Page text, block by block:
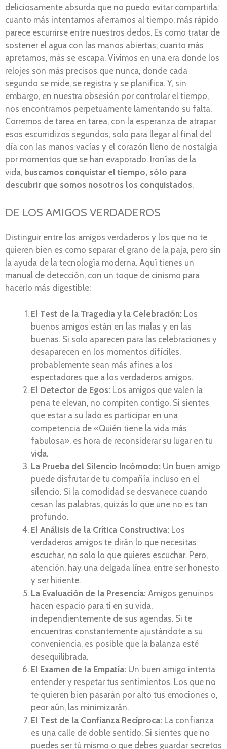
deliciosamente absurda que no puedo evitar compartirla:
cuanto más intentamos aferrarnos al tiempo, más rápido
parece escurrirse entre nuestros dedos. Es como tratar de
sostener el agua con las manos abiertas; cuanto más
apretamos, más se escapa. Vivimos en una era donde los
relojes son más precisos que nunca, donde cada
segundo se mide, se registra y se planifica. Y, sin
embargo, en nuestra obsesión por controlar el tiempo,
nos encontramos perpetuamente lamentando su falta.
Corremos de tarea en tarea, con la esperanza de atrapar
esos escurridizos segundos, solo para llegar al final del
día con las manos vacías y el corazón lleno de nostalgia
por momentos que se han evaporado. Ironías de la
vida, buscamos conquistar el tiempo, sólo para
descubrir que somos nosotros los conquistados.
DE LOS AMIGOS VERDADEROS
Distinguir entre los amigos verdaderos y los que no te
quieren bien es como separar el grano de la paja, pero sin
la ayuda de la tecnología moderna. Aquí tienes un
manual de detección, con un toque de cinismo para
hacerlo más digestible:
El Test de la Tragedia y la Celebración: Los
buenos amigos están en las malas y en las
buenas. Si solo aparecen para las celebraciones y
desaparecen en los momentos difíciles,
probablemente sean más afines a los
espectadores que a los verdaderos amigos.
El Detector de Egos: Los amigos que valen la
pena te elevan, no compiten contigo. Si sientes
que estar a su lado es participar en una
competencia de «Quién tiene la vida más
fabulosa», es hora de reconsiderar su lugar en tu
vida.
La Prueba del Silencio Incómodo: Un buen amigo
puede disfrutar de tu compañía incluso en el
silencio. Si la comodidad se desvanece cuando
cesan las palabras, quizás lo que une no es tan
profundo.
El Análisis de la Crítica Constructiva: Los
verdaderos amigos te dirán lo que necesitas
escuchar, no solo lo que quieres escuchar. Pero,
atención, hay una delgada línea entre ser honesto
y ser hiriente.
La Evaluación de la Presencia: Amigos genuinos
hacen espacio para ti en su vida,
independientemente de sus agendas. Si te
encuentras constantemente ajustándote a su
conveniencia, es posible que la balanza esté
desequilibrada.
El Examen de la Empatía: Un buen amigo intenta
entender y respetar tus sentimientos. Los que no
te quieren bien pasarán por alto tus emociones o,
peor aún, las minimizarán.
El Test de la Confianza Recíproca: La confianza
es una calle de doble sentido. Si sientes que no
puedes ser tú mismo o que debes guardar secretos